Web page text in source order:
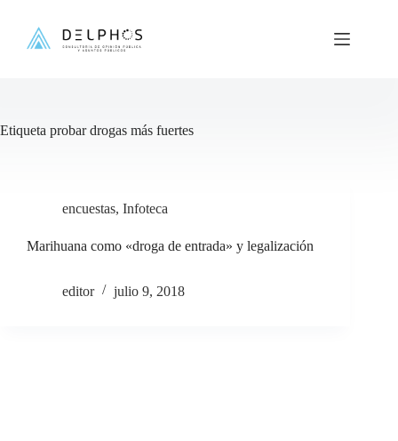
contenido
Etiqueta probar drogas más fuertes
encuestas, Infoteca
Marihuana como «droga de entrada» y legalización
editor julio 9, 2018